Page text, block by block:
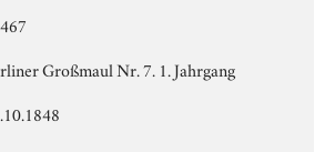
Großmaul Nr. 7. 1. Jahrgang